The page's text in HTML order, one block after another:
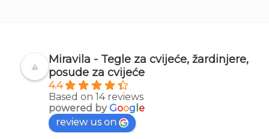
Miravila - Tegle za cvijeće, žardinjere,
posude za cvijeće
4.4
Based on 14 reviews
powered byGoog e
review us on